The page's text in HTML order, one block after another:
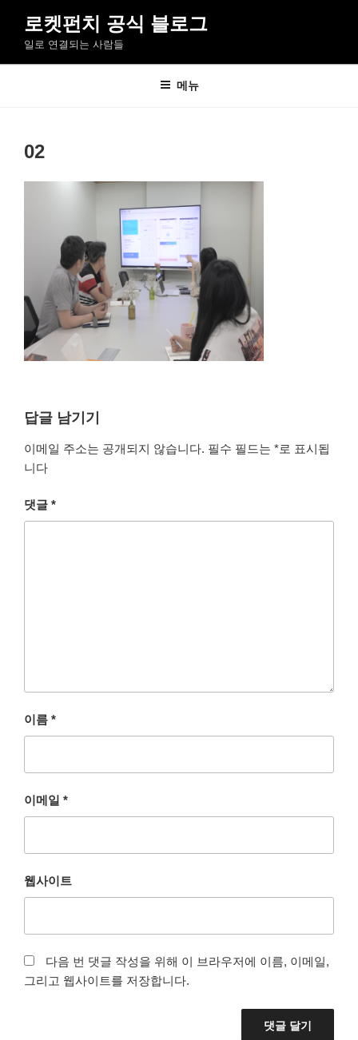
로
로켓펀치 공식 블로그
일로 연결되는 사람들
메뉴
02
답글 남기기
이메일 주소는 공개되지 않습니다. 필수 필드는 *로 표시됩
니다
댓글 *
이름 *
이메일 *
웹사이트
다음 번 댓글 작성을 위해 이 브라우저에 이름, 이메일,
그리고 웹사이트를 저장합니다.